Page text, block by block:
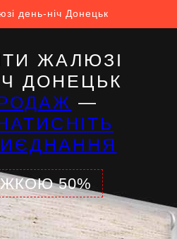
день-ніч Донецьк
ЖАЛЮЗІ
ДОНЕЦЬК
—
50%